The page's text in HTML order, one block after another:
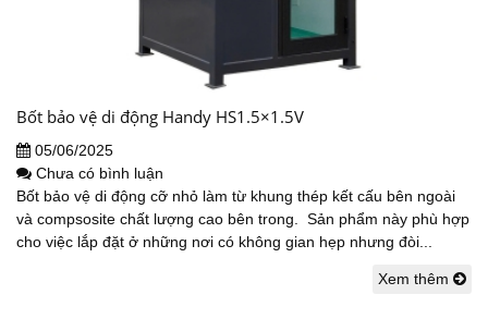
Bốt bảo vệ di động Handy HS1.5×1.5V
05/06/2025
Chưa có bình luận
Bốt bảo vệ di động cỡ nhỏ làm từ khung thép kết cấu bên ngoài
và compsosite chất lượng cao bên trong. Sản phẩm này phù hợp
cho việc lắp đặt ở những nơi có không gian hẹp nhưng đòi...
Xem thêm